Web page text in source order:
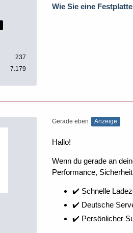
237
7.179
Wie Sie eine
Gerade eben Anzeige
Hallo!
Wenn du gerade an
Performance,
✔️ Schnelle
✔️ Deutsche
✔️ Persönlicher